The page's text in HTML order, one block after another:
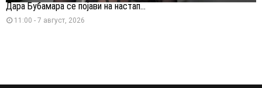
Дара Бубамара се појави на настап...
11:00 - 7 август, 2026